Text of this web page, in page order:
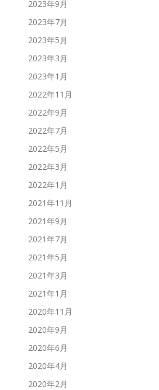
2023年9月
2023年7月
2023年5月
2023年3月
2023年1月
2022年11月
2022年9月
2022年7月
2022年5月
2022年3月
2022年1月
2021年11月
2021年9月
2021年7月
2021年5月
2021年3月
2021年1月
2020年11月
2020年9月
2020年6月
2020年4月
2020年2月